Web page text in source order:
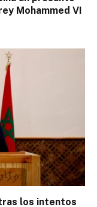
Mohammed VI
los intentos